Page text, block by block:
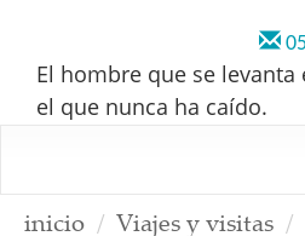
El hombre que se levanta
el que nunca ha caído.
inicio Viajes y visitas